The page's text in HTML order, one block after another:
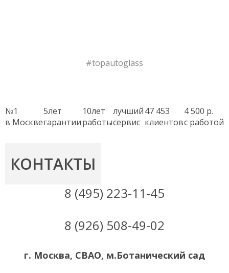
#topautoglass
№1
в Москве
5лет
гарантии
10лет
работы
лучший
сервис
47 453
клиентов
4 500 р.
с работой
КОНТАКТЫ
8 (495) 223-11-45
8 (926) 508-49-02
г. Москва, СВАО, м.Ботанический сад